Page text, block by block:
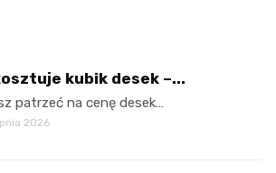
kubik desek –...
patrzeć na cenę desek…
2026